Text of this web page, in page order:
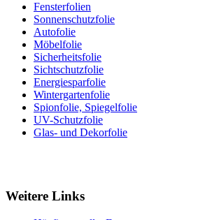
Fensterfolien
Sonnenschutzfolie
Autofolie
Möbelfolie
Sicherheitsfolie
Sichtschutzfolie
Energiesparfolie
Wintergartenfolie
Spionfolie, Spiegelfolie
UV-Schutzfolie
Glas- und Dekorfolie
Weitere Links